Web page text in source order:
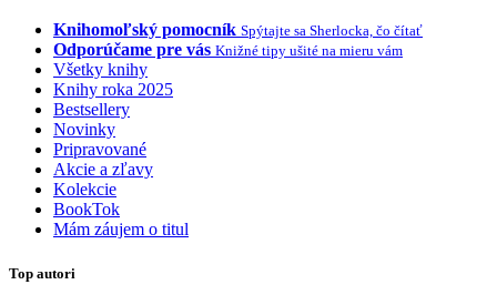
Knihomoľský pomocník Spýtajte sa Sherlocka, čo čítať
Odporúčame pre vás Knižné tipy ušité na mieru vám
Všetky knihy
Knihy roka 2025
Bestsellery
Novinky
Pripravované
Akcie a zľavy
Kolekcie
BookTok
Mám záujem o titul
Top autori